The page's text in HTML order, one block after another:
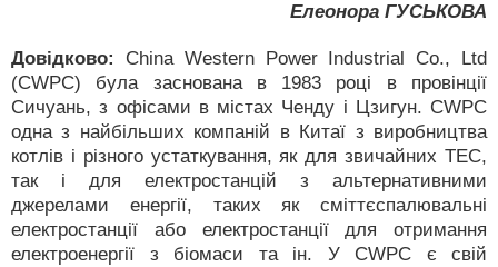
Елеонора ГУСЬКОВА
Довідково:
China Western Power Industrial Co., Ltd
(CWPC) була заснована в 1983 році в провінції
Сичуань, з офісами в містах Ченду і Цзигун. CWPC
одна з найбільших компаній в Китаї з виробництва
котлів і різного устаткування, як для звичайних ТЕС,
так і для електростанцій з альтернативними
джерелами енергії, таких як сміттєспалювальні
електростанції або електростанції для отримання
електроенергії з біомаси та ін. У CWPC є свій